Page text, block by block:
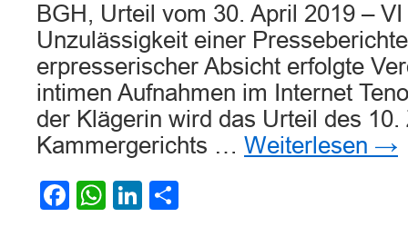
Prominenten
BGH, Urteil vom 30. April 2019 –
Unzulässigkeit einer
erpresserischer Absicht erfolgte
intimen Aufnahmen im Internet
der Klägerin wird das Urteil des
Kammergerichts … Weiterlesen →
Facebook
WhatsApp
LinkedIn